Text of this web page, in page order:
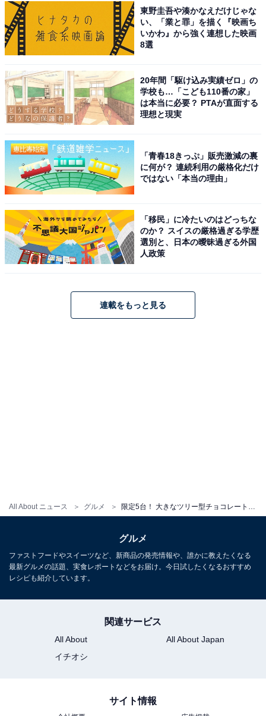
All About ニュース グルメ
東野圭吾や湊かなえだけじゃな
い、「業と罪」を描く『映画ち
いかわ』から強く連想した映画
8選
20年間「駆け込み実績ゼロ」の
学校も…「こども110番の家」
は本当に必要？ PTAが直面する
理想と現実
「青春18きっぷ」販売激減の裏
に何が？ 連続利用の厳格化だけ
ではない「本当の理由」
「移民」に冷たいのはどっちな
のか？ スイスの厳格過ぎる学歴
選別と、日本の曖昧過ぎる外国
人政策
連載をもっと見る
グルメ
ファストフードやスイーツなど、新商品の発売情報や、誰かに教えたくなる
最新グルメの話題、実食レポートなどをお届け。今日試したくなるおすすめ
レシピも紹介しています。
関連サービス
All About
All About Japan
イチオシ
サイト情報